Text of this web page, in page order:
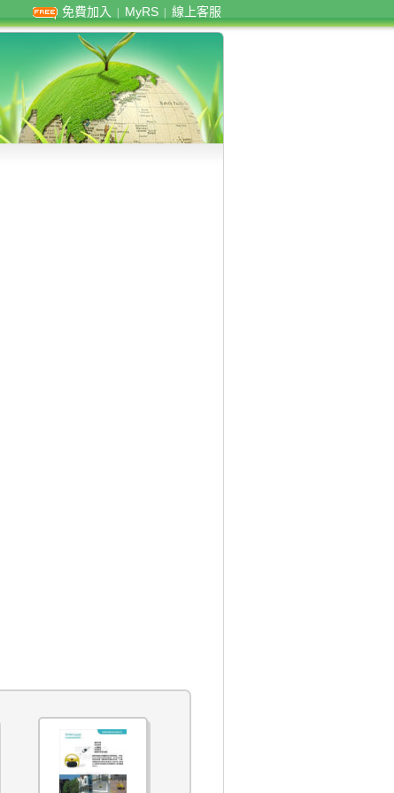
免費加入 MyRS 線上客服